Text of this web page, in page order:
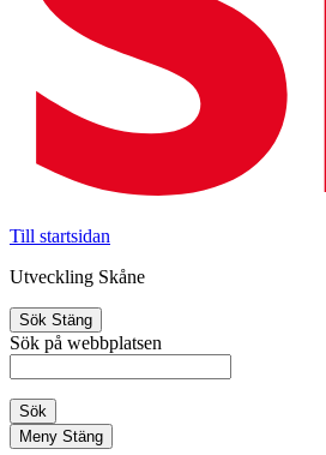
Till startsidan
Utveckling Skåne
Sök Stäng
Sök på webbplatsen
Sök
Meny Stäng